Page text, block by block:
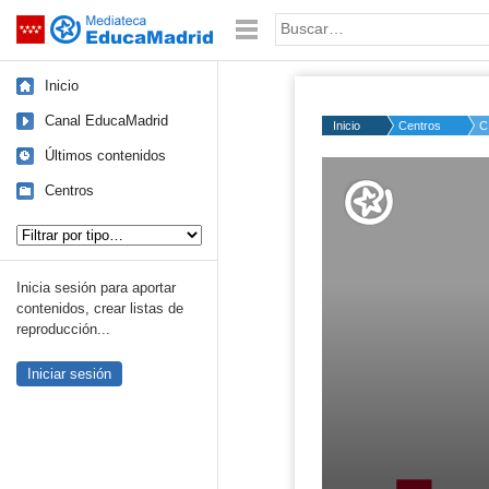
Saltar navegación Palabra o frase:
Inicio
Canal EducaMadrid
Últimos contenidos
Centros
Inicia sesión para aportar
contenidos, crear listas de
reproducción...
Iniciar sesión
Inicio Centros
50%